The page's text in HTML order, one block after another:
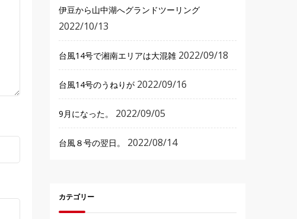
伊豆から山中湖へグランドツーリング
2022/10/13
台風14号で湘南エリアは大混雑 2022/09/18
台風14号のうねりが 2022/09/16
9月になった。 2022/09/05
台風８号の翌日。 2022/08/14
カテゴリー